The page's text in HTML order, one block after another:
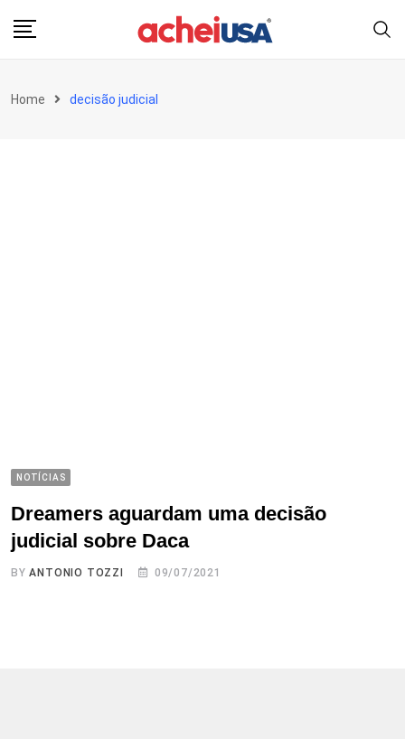
Home decisão judicial
NOTÍCIAS
Dreamers aguardam uma decisão
judicial sobre Daca
BYANTONIO TOZZI 09/07/2021